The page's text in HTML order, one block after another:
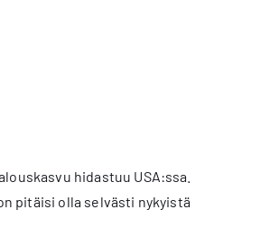
hidastuu USA:ssa.
pitäisi olla selvästi nykyistä